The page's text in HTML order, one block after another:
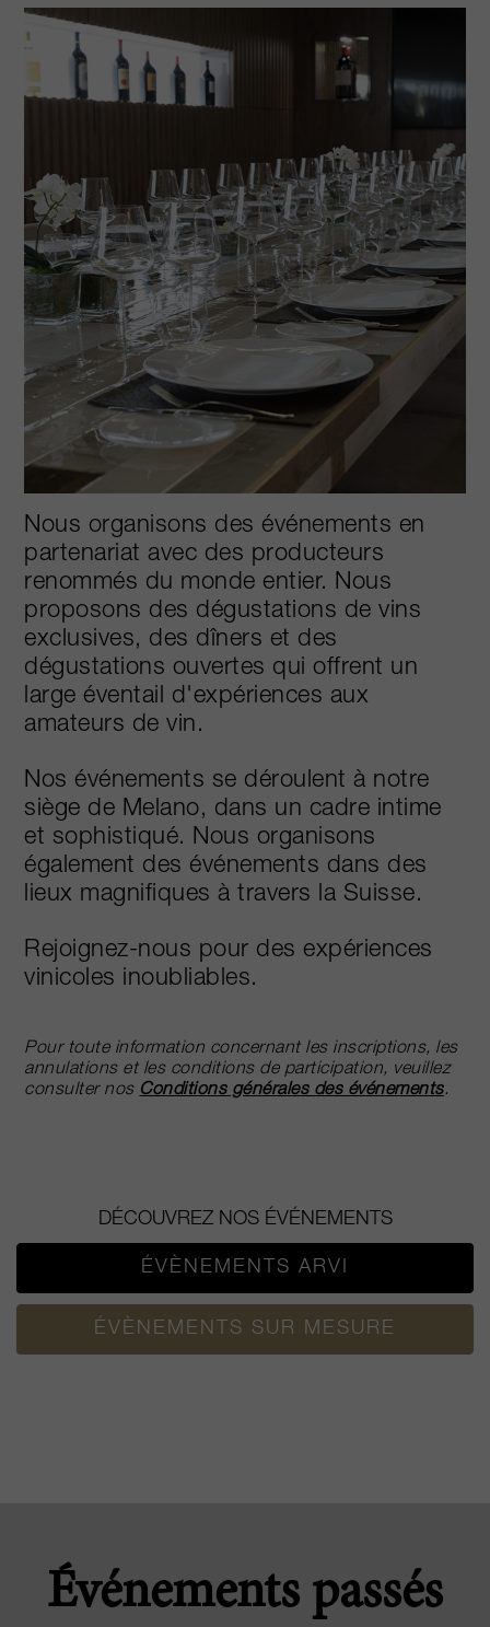
Nous organisons des événements en
partenariat avec des producteurs
renommés du monde entier. Nous
proposons des dégustations de vins
exclusives, des dîners et des
dégustations ouvertes qui offrent un
large éventail d'expériences aux
amateurs de vin.
Nos événements se déroulent à notre
siège de Melano, dans un cadre intime
et sophistiqué. Nous organisons
également des événements dans des
lieux magnifiques à travers la Suisse.
Rejoignez-nous pour des expériences
vinicoles inoubliables.
Pour toute information concernant les inscriptions, les
annulations et les conditions de participation, veuillez
consulter nos Conditions générales des événements.
DÉCOUVREZ NOS ÉVÉNEMENTS
ÉVÈNEMENTS ARVI
ÉVÈNEMENTS SUR MESURE
Événements passés